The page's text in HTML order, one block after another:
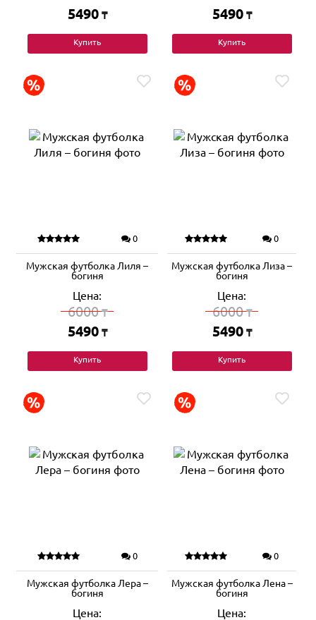
5490 ₸
Купить
5490 ₸
Купить
0
Мужская футболка Лиля –
богиня
Цена:
6000₸
5490 ₸
Купить
0
Мужская футболка Лиза –
богиня
Цена:
6000₸
5490 ₸
Купить
0
Мужская футболка Лера –
богиня
Цена:
0
Мужская футболка Лена –
богиня
Цена: